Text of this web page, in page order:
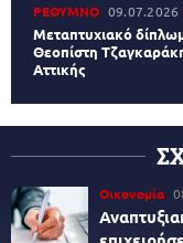
ΡΕΘΥΜΝΟ 09.07.2026
Μεταπτυχιακό
Θεοπίστη
Αττικής
Οικονομία